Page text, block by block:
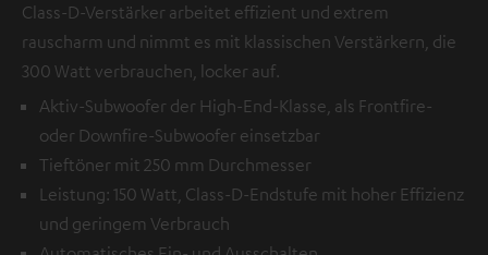
Class-D-Verstärker arbeitet effizient und extrem
rauscharm und nimmt es mit klassischen Verstärkern, die
300 Watt verbrauchen, locker auf.
Aktiv-Subwoofer der High-End-Klasse, als Frontfire-
oder Downfire-Subwoofer einsetzbar
Tieftöner mit 250 mm Durchmesser
Leistung: 150 Watt, Class-D-Endstufe mit hoher Effizienz
und geringem Verbrauch